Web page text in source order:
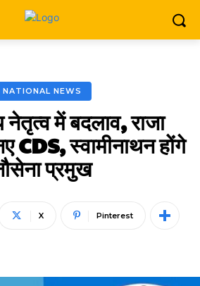
NATIONAL NEWS
में बदलाव, राजा
CDS, स्वामीनाथन होंगे
प्रमुख
X Pinterest